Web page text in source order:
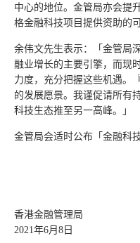
中心的地位。金管局亦会提
格金融科技项目提供资助的
余伟文先生表示：「金管局
融业增长的主要引擎，而现
力度，充分把握这些机遇。
的发展愿景。我谨促请所有
科技生态推至另一高峰。」
金管局会适时公布「金融科
香港金融管理局
2021年6月8日